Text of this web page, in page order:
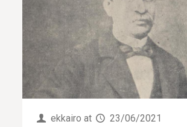
ekkairo at 23/06/2021